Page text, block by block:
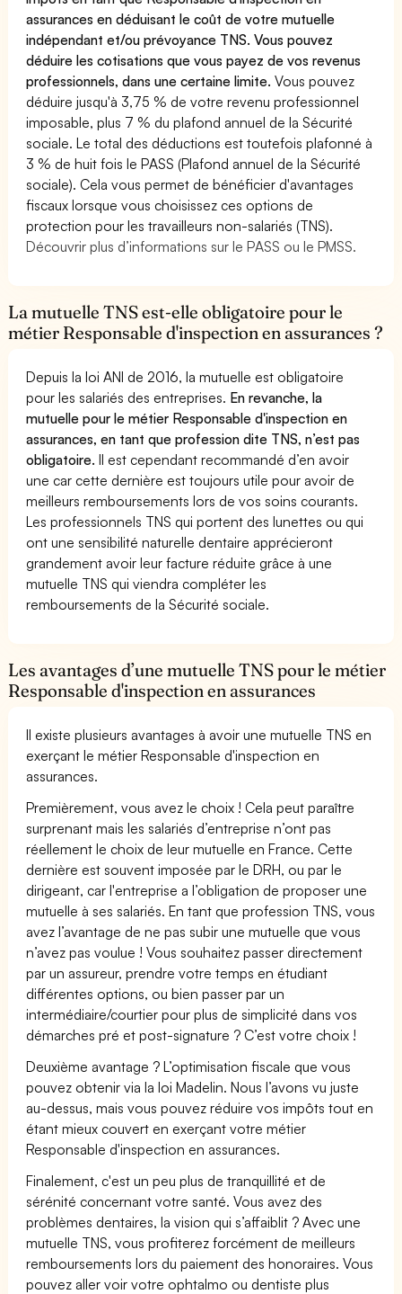
assurances en déduisant le coût de votre mutuelle
indépendant et/ou prévoyance TNS. Vous pouvez
déduire les cotisations que vous payez de vos revenus
professionnels, dans une certaine limite.Vous pouvez
déduire jusqu'à 3,75 % de votre revenu professionnel
imposable, plus 7 % du plafond annuel de la Sécurité
sociale. Le total des déductions est toutefois plafonné à
3 % de huit fois le PASS (Plafond annuel de la Sécurité
sociale). Cela vous permet de bénéficier d'avantages
fiscaux lorsque vous choisissez ces options de
protection pour les travailleurs non-salariés (TNS).
Découvrir plus d’informations sur le PASS ou le PMSS.
La mutuelle TNS est-elle obligatoire pour le
métier Responsable d'inspection en assurances ?
Depuis la loi ANI de 2016, la mutuelle est obligatoire
pour les salariés des entreprises. En revanche, la
mutuelle pour le métier Responsable d'inspection en
assurances, en tant que profession dite TNS, n’est pas
obligatoire.Il est cependant recommandé d’en avoir
une car cette dernière est toujours utile pour avoir de
meilleurs remboursements lors de vos soins courants.
Les professionnels TNS qui portent des lunettes ou qui
ont une sensibilité naturelle dentaire apprécieront
grandement avoir leur facture réduite grâce à une
mutuelle TNS qui viendra compléter les
remboursements de la Sécurité sociale.
Les avantages d’une mutuelle TNS pour le métier
Responsable d'inspection en assurances
Il existe plusieurs avantages à avoir une mutuelle TNS en
exerçant le métier Responsable d'inspection en
assurances.
Premièrement, vous avez le choix ! Cela peut paraître
surprenant mais les salariés d’entreprise n’ont pas
réellement le choix de leur mutuelle en France. Cette
dernière est souvent imposée par le DRH, ou par le
dirigeant, car l'entreprise a l’obligation de proposer une
mutuelle à ses salariés. En tant que profession TNS, vous
avez l’avantage de ne pas subir une mutuelle que vous
n’avez pas voulue ! Vous souhaitez passer directement
par un assureur, prendre votre temps en étudiant
différentes options, ou bien passer par un
intermédiaire/courtier pour plus de simplicité dans vos
démarches pré et post-signature ? C’est votre choix !
Deuxième avantage ? L’optimisation fiscale que vous
pouvez obtenir via la loi Madelin. Nous l’avons vu juste
au-dessus, mais vous pouvez réduire vos impôts tout en
étant mieux couvert en exerçant votre métier
Responsable d'inspection en assurances.
Finalement, c'est un peu plus de tranquillité et de
sérénité concernant votre santé. Vous avez des
problèmes dentaires, la vision qui s’affaiblit ? Avec une
mutuelle TNS, vous profiterez forcément de meilleurs
remboursements lors du paiement des honoraires. Vous
pouvez aller voir votre ophtalmo ou dentiste plus